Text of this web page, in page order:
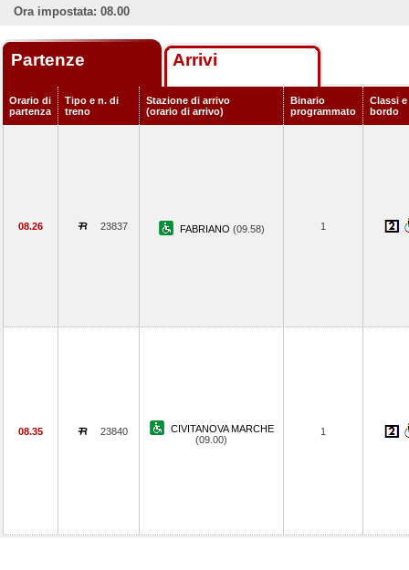
Ora impostata: 08.00
Partenze Arrivi
Orario di
partenza
Tipo e n. di
treno
Stazione di arrivo
(orario di arrivo)
Binario
programmato
Classi
bordo
08.26 23837 FABRIANO (09.58) 1
08.35 23840
CIVITANOVA MARCHE
(09.00)
1